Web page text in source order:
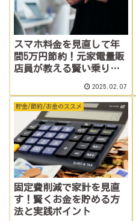
スマホ料金を見直して年
間5万円節約！元家電量販
店員が教える賢い乗り換
2025.02.07
貯金/節約/お金のススメ
固定費削減で家計を見直
す！賢くお金を貯める方
法と実践ポイント